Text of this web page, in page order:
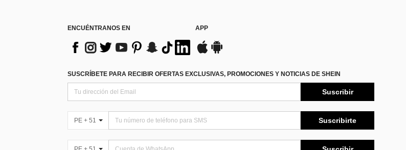
ENCUÉNTRANOS EN APP
SUSCRÍBETE PARA RECIBIR OFERTAS EXCLUSIVAS, PROMOCIONES Y NOTICIAS DE SHEIN
Suscribir
PE + 51 Suscribirte